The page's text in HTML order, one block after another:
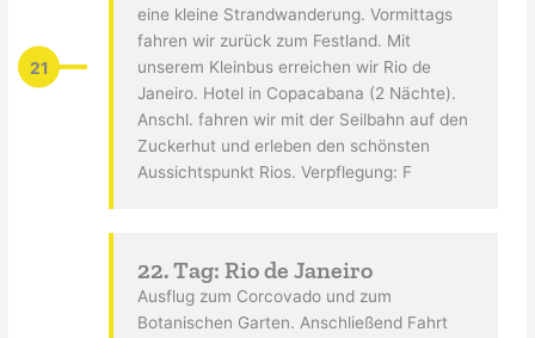
21
eine kleine Strandwanderung. Vormittags
fahren wir zurück zum Festland. Mit
unserem Kleinbus erreichen wir Rio de
Janeiro. Hotel in Copacabana (2 Nächte).
Anschl. fahren wir mit der Seilbahn auf den
Zuckerhut und erleben den schönsten
Aussichtspunkt Rios. Verpflegung: F
22. Tag: Rio de Janeiro
Ausflug zum Corcovado und zum
Botanischen Garten. Anschließend Fahrt